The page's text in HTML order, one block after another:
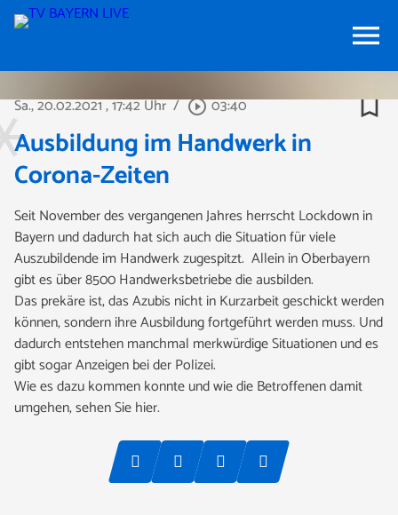
menu
Sa., 20.02.2021, 17:42 Uhr / play_circle_outline03:40 bookmark_border
Ausbildung im Handwerk in
Corona-Zeiten
Seit November des vergangenen Jahres herrscht Lockdown in
Bayern und dadurch hat sich auch die Situation für viele
Auszubildende im Handwerk zugespitzt. Allein in Oberbayern
gibt es über 8500 Handwerksbetriebe die ausbilden.
Das prekäre ist, das Azubis nicht in Kurzarbeit geschickt werden
können, sondern ihre Ausbildung fortgeführt werden muss. Und
dadurch entstehen manchmal merkwürdige Situationen und es
gibt sogar Anzeigen bei der Polizei.
Wie es dazu kommen konnte und wie die Betroffenen damit
umgehen, sehen Sie hier.